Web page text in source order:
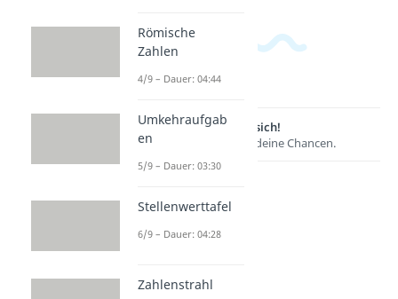
Lernen lohnt sich!
Entdecke hier deine Chancen.
Römische
Zahlen
4/9 – Dauer: 04:44
Umkehraufgab
en
5/9 – Dauer: 03:30
Stellenwerttafel
6/9 – Dauer: 04:28
Zahlenstrahl